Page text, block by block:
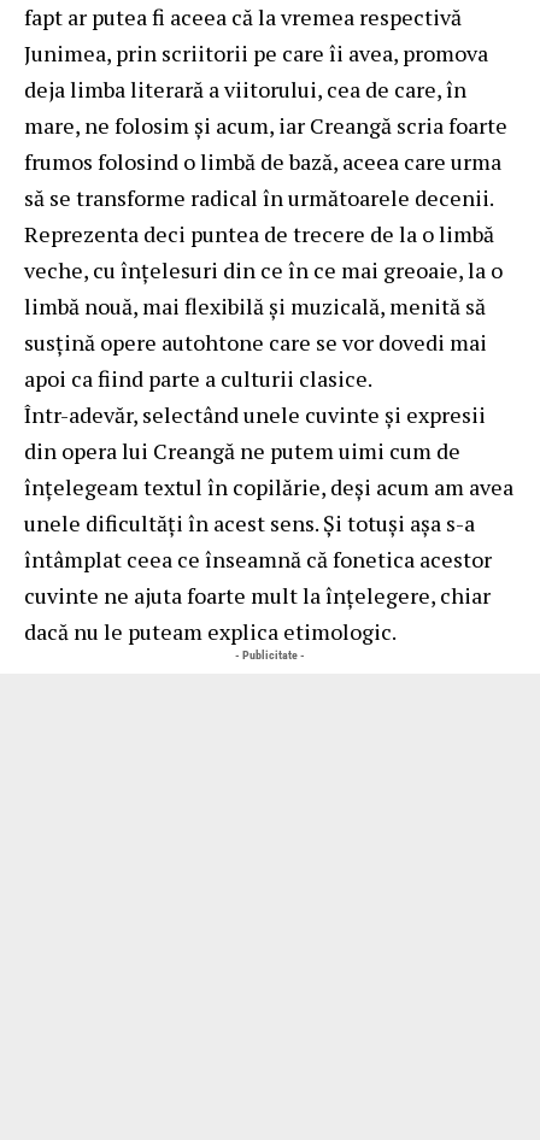
fapt ar putea fi aceea că la vremea respectivă
Junimea, prin scriitorii pe care îi avea, promova
deja limba literară a viitorului, cea de care, în
mare, ne folosim și acum, iar Creangă scria foarte
frumos folosind o limbă de bază, aceea care urma
să se transforme radical în următoarele decenii.
Reprezenta deci puntea de trecere de la o limbă
veche, cu înțelesuri din ce în ce mai greoaie, la o
limbă nouă, mai flexibilă și muzicală, menită să
susțină opere autohtone care se vor dovedi mai
apoi ca fiind parte a culturii clasice.
Într-adevăr, selectând unele cuvinte și expresii
din opera lui Creangă ne putem uimi cum de
înțelegeam textul în copilărie, deși acum am avea
unele dificultăți în acest sens. Și totuși așa s-a
întâmplat ceea ce înseamnă că fonetica acestor
cuvinte ne ajuta foarte mult la înțelegere, chiar
dacă nu le puteam explica etimologic.
- Publicitate -